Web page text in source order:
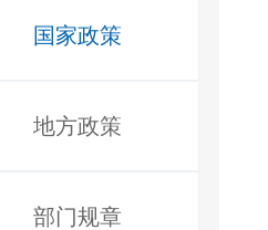
国家政策
地方政策
部门规章